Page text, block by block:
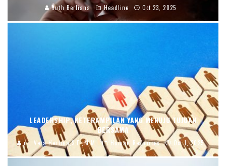
Ruth Berliana Headline Oct 23, 2025
LEADERSHIP, KETERAMPILAN YANG MENUJU TUJUAN
BERSAMA
dr. Vera Herlina,S.E.,M.M. Human Resources Oct 1, 2025